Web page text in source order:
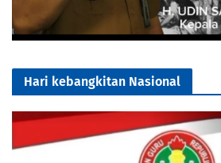
Hari kebangkitan Nasional